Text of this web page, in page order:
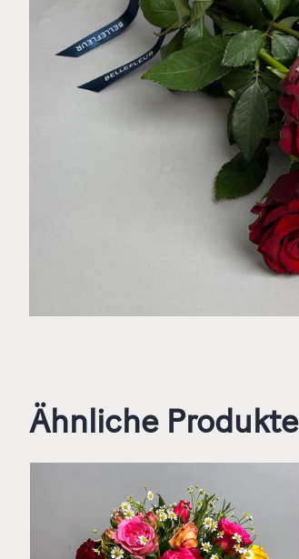
Ähnliche Produkte